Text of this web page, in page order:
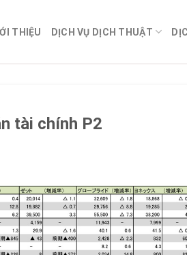
THIỆU DỊCH VỤ DỊCH THUẬT
tài chính P2